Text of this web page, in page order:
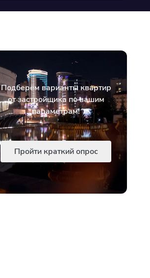
Подберём варианты квартир
от застройщика по вашим
параметрам!
Пройти краткий опрос